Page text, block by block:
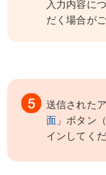
入力内容に
だく場合が
送信された
面 」ボタン
インしてくだ